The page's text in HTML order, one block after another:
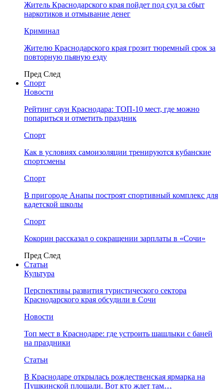
Житель Краснодарского края пойдет под суд за сбыт
наркотиков и отмывание денег
Криминал
Жителю Краснодарского края грозит тюремный срок за
повторную пьяную езду
Пред След
Спорт
Новости
Рейтинг саун Краснодара: ТОП-10 мест, где можно
попариться и отметить праздник
Спорт
Как в условиях самоизоляции тренируются кубанские
спортсмены
Спорт
В пригороде Анапы построят спортивный комплекс для
кадетской школы
Спорт
Кокорин рассказал о сокращении зарплаты в «Сочи»
Пред След
Статьи
Культура
Перспективы развития туристического сектора
Краснодарского края обсудили в Сочи
Новости
Топ мест в Краснодаре: где устроить шашлыки с баней
на праздники
Статьи
В Краснодаре открылась рождественская ярмарка на
Пушкинской площади. Вот кто ждет там…